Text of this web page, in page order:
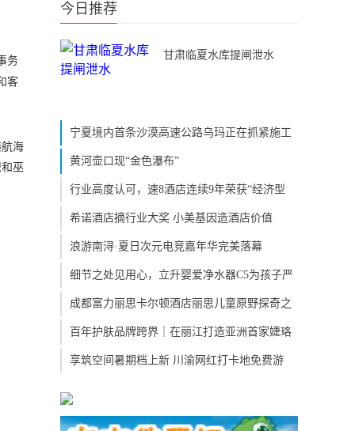
务
客
海
巫
今日推荐
甘肃临夏水库提闸泄水
宁夏境内首条沙漠高速公路乌玛正在抓紧施工
黄河壶口现“金色瀑布”
行业高度认可，速8酒店连续9年荣获“经济型
希诺酒店摘行业大奖 小美基因造酒店价值
浪游南浔·夏日次元电竞嘉年华完美落幕
细节之处见用心，立升婴爱净水器C5为孩子严
成都富力丽思卡尔顿酒店丽思儿童原野探奇之
百年护肤品牌跨界｜在丽江打造亚洲首家婕珞
享筑空间暑期档上新 川渝网红打卡地免费游